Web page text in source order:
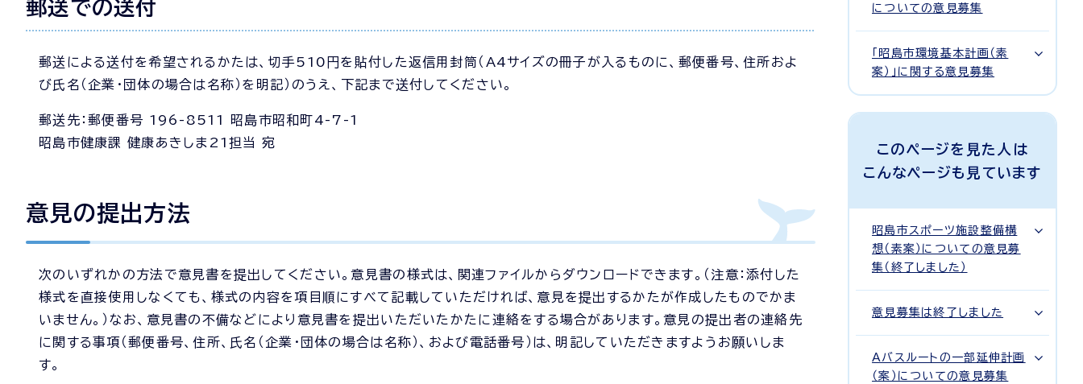
郵送での送付
郵送による送付を希望されるかたは、切手510円を貼付した返信用封筒（A4サイズの冊子が入るものに、郵便番号、住所およ
び氏名（企業・団体の場合は名称）を明記）のうえ、下記まで送付してください。
郵送先：郵便番号 196-8511 昭島市昭和町4-7-1
昭島市健康課 健康あきしま21担当 宛
意見の提出方法
次のいずれかの方法で意見書を提出してください。意見書の様式は、関連ファイルからダウンロードできます。（注意：添付した
様式を直接使用しなくても、様式の内容を項目順にすべて記載していただければ、意見を提出するかたが作成したものでかま
いません。）なお、意見書の不備などにより意見書を提出いただいたかたに連絡をする場合があります。意見の提出者の連絡先
に関する事項（郵便番号、住所、氏名（企業・団体の場合は名称）、および電話番号）は、明記していただきますようお願いしま
す。
についての意見募集
「昭島市環境基本計画（素
案）」に関する意見募集
このページを見た人は
こんなページも見ています
昭島市スポーツ施設整備構
想（素案）についての意見募
集（終了しました）
意見募集は終了しました
Aバスルートの一部延伸計画
（案）についての意見募集